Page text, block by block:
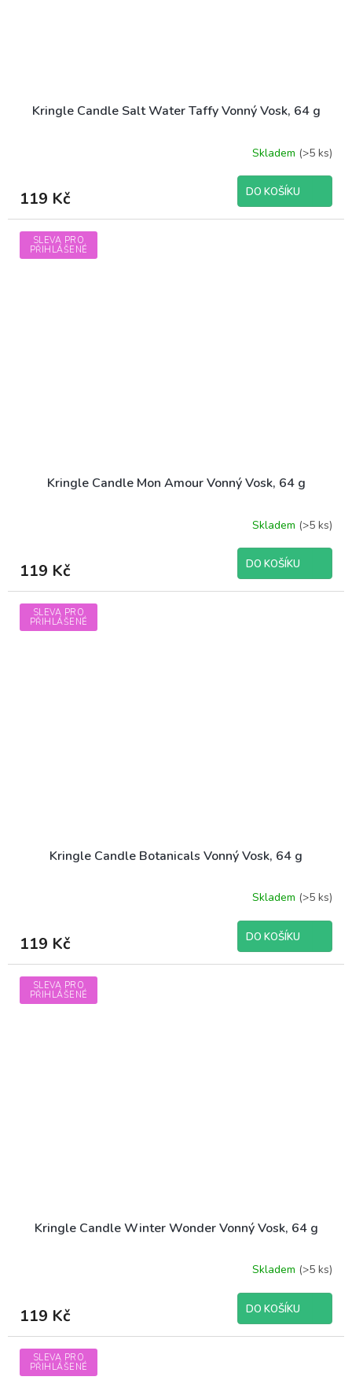
Kringle Candle Salt Water Taffy Vonný Vosk, 64 g
Skladem (>5 ks)
119 Kč DO KOŠÍKU
SLEVA PRO
PŘIHLÁŠENÉ
Kringle Candle Mon Amour Vonný Vosk, 64 g
Skladem (>5 ks)
119 Kč DO KOŠÍKU
SLEVA PRO
PŘIHLÁŠENÉ
Kringle Candle Botanicals Vonný Vosk, 64 g
Skladem (>5 ks)
119 Kč DO KOŠÍKU
SLEVA PRO
PŘIHLÁŠENÉ
Kringle Candle Winter Wonder Vonný Vosk, 64 g
Skladem (>5 ks)
119 Kč DO KOŠÍKU
SLEVA PRO
PŘIHLÁŠENÉ